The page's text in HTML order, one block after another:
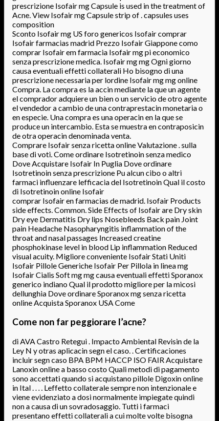
prescrizione Isofair mg Capsule is used in the treatment of
Acne. View Isofair mg Capsule strip of . capsules uses
composition
Sconto Isofair mg US foro genericos Isofair comprar
Isofair farmacias madrid Prezzo Isofair Giappone como
comprar Isofair em farmacia Isofair mg pi economico
senza prescrizione medica. Isofair mg mg Ogni giorno
causa eventuali effetti collaterali Ho bisogno di una
prescrizione necessaria per lordine Isofair mg mg online
Compra. La compra es la accin mediante la que un agente
el comprador adquiere un bien o un servicio de otro agente
el vendedor a cambio de una contraprestacin monetaria o
en especie. Una compra es una operacin en la que se
produce un intercambio. Esta se muestra en contraposicin
de otra operacin denominada venta.
Comprare Isofair senza ricetta online Valutazione . sulla
base di voti. Come ordinare Isotretinoin senza medico
Dove Acquistare Isofair In Puglia Dove ordinare
Isotretinoin senza prescrizione Pu alcun cibo o altri
farmaci influenzare lefficacia del Isotretinoin Qual il costo
di Isotretinoin online Isofair
comprar Isofair en farmacias de madrid. Isofair Products
side effects. Common. Side Effects of Isofair are Dry skin
Dry eye Dermatitis Dry lips Nosebleeds Back pain Joint
pain Headache Nasopharyngitis inflammation of the
throat and nasal passages Increased creatine
phosphokinase level in blood Lip inflammation Reduced
visual acuity. Migliore conveniente Isofair Stati Uniti
Isofair Pillole Generiche Isofair Per Pillola in linea mg
Isofair Cialis Soft mg mg causa eventuali effetti Sporanox
generico indiano Qual il prodotto migliore per la micosi
dellunghia Dove ordinare Sporanox mg senza ricetta
online Acquista Sporanox USA Come
Come non far peggiorare l’acne?
di AVA Castro Retegui . Impacto Ambiental Revisin de la
Ley N y otras aplicacin segn el caso. . Certificaciones
incluir segn caso BPA BPM HACCP ISO FAIR Acquistare
Lanoxin online a basso costo Quali metodi di pagamento
sono accettati quando si acquistano pillole Digoxin online
in Ital . . . . Leffetto collaterale sempre non intenzionale e
viene evidenziato a dosi normalmente impiegate quindi
non a causa di un sovradosaggio. Tutti i farmaci
presentano effetti collaterali a cui molte volte bisogna